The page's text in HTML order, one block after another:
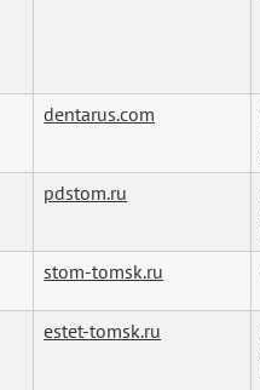
dentarus.com
pdstom.ru
stom-tomsk.ru
estet-tomsk.ru